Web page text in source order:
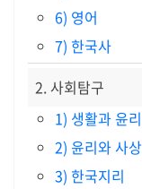
6) 영어
7) 한국사
2. 사회탐구
1) 생활과 윤리
2) 윤리와 사상
3) 한국지리